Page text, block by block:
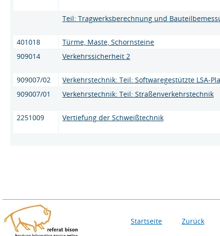
Teil: Tragwerksberechnung und
401018
Türme, Maste, Schornsteine
909014
Verkehrssicherheit 2
909007/02
Verkehrstechnik: Teil: Softwaregestützte LSA-
909007/01
Verkehrstechnik: Teil: Straßenverkehrstechnik
2251009 Vertiefung der Schweißtechnik
Startseite Zurück